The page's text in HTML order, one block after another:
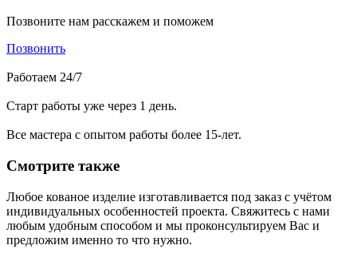
Позвоните нам расскажем и поможем
Позвонить
Работаем 24/7
Старт работы уже через 1 день.
Все мастера с опытом работы более 15-лет.
Смотрите также
Любое кованое изделие изготавливается под заказ с учётом
индивидуальных особенностей проекта. Свяжитесь с нами
любым удобным способом и мы проконсультируем Вас и
предложим именно то что нужно.